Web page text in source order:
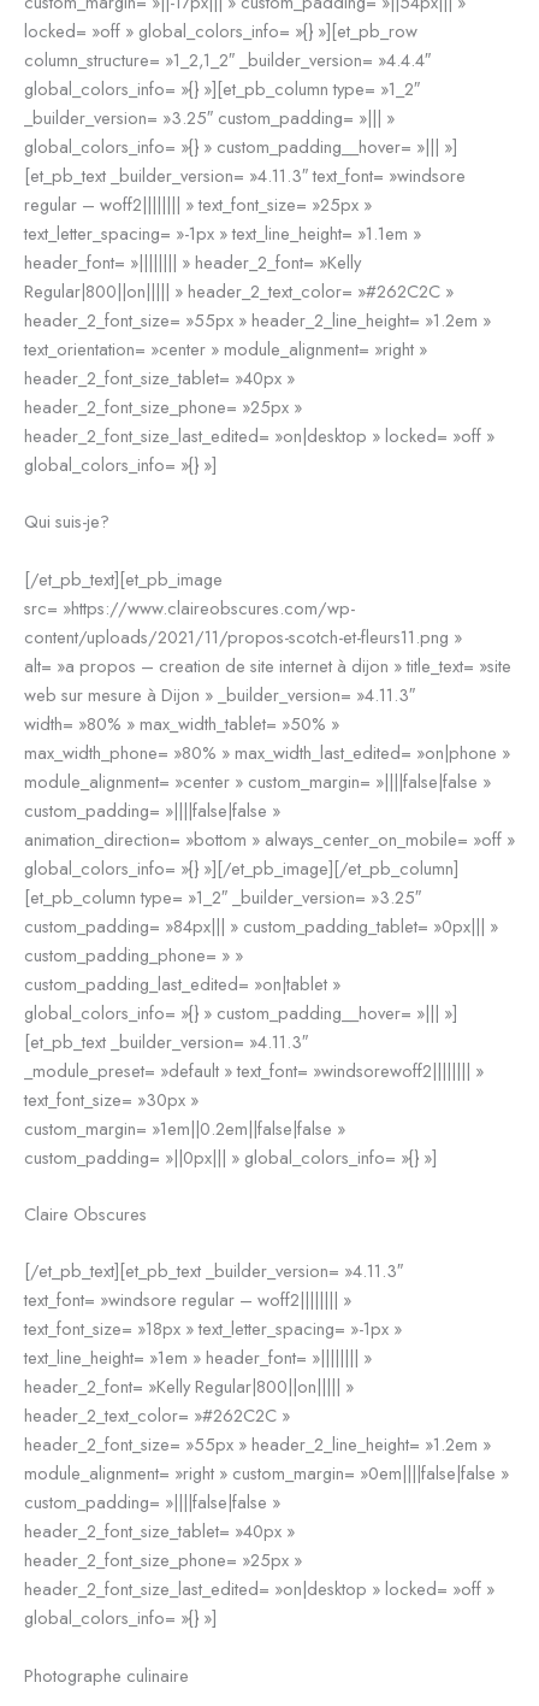
locked= »off » global_colors_info= »{} »][et_pb_row
column_structure= »1_2,1_2″ _builder_version= »4.4.4″
global_colors_info= »{} »][et_pb_column type= »1_2″
_builder_version= »3.25″ custom_padding= »||| »
global_colors_info= »{} » custom_padding__hover= »||| »]
[et_pb_text _builder_version= »4.11.3″ text_font= »windsore
regular – woff2|||||||| » text_font_size= »25px »
text_letter_spacing= »-1px » text_line_height= »1.1em »
header_font= »|||||||| » header_2_font= »Kelly
Regular|800||on||||| » header_2_text_color= »#262C2C »
header_2_font_size= »55px » header_2_line_height= »1.2em »
text_orientation= »center » module_alignment= »right »
header_2_font_size_tablet= »40px »
header_2_font_size_phone= »25px »
header_2_font_size_last_edited= »on|desktop » locked= »off »
global_colors_info= »{} »]
Qui suis-je?
[/et_pb_text][et_pb_image
src= »https://www.claireobscures.com/wp-
content/uploads/2021/11/propos-scotch-et-fleurs11.png »
alt= »a propos – creation de site internet à dijon » title_text= »site
web sur mesure à Dijon » _builder_version= »4.11.3″
width= »80% » max_width_tablet= »50% »
max_width_phone= »80% » max_width_last_edited= »on|phone »
module_alignment= »center » custom_margin= »||||false|false »
custom_padding= »||||false|false »
animation_direction= »bottom » always_center_on_mobile= »off »
global_colors_info= »{} »][/et_pb_image][/et_pb_column]
[et_pb_column type= »1_2″ _builder_version= »3.25″
custom_padding= »84px||| » custom_padding_tablet= »0px||| »
custom_padding_phone= » »
custom_padding_last_edited= »on|tablet »
global_colors_info= »{} » custom_padding__hover= »||| »]
[et_pb_text _builder_version= »4.11.3″
_module_preset= »default » text_font= »windsorewoff2|||||||| »
text_font_size= »30px »
custom_margin= »1em||0.2em||false|false »
custom_padding= »||0px||| » global_colors_info= »{} »]
Claire Obscures
[/et_pb_text][et_pb_text _builder_version= »4.11.3″
text_font= »windsore regular – woff2|||||||| »
text_font_size= »18px » text_letter_spacing= »-1px »
text_line_height= »1em » header_font= »|||||||| »
header_2_font= »Kelly Regular|800||on||||| »
header_2_text_color= »#262C2C »
header_2_font_size= »55px » header_2_line_height= »1.2em »
module_alignment= »right » custom_margin= »0em||||false|false »
custom_padding= »||||false|false »
header_2_font_size_tablet= »40px »
header_2_font_size_phone= »25px »
header_2_font_size_last_edited= »on|desktop » locked= »off »
global_colors_info= »{} »]
Photographe culinaire